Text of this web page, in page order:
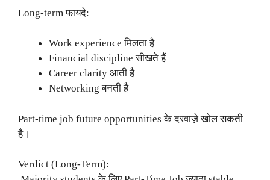
Long-term फायदे:
Work experience मिलता है
Financial discipline सीखते हैं
Career clarity आती है
Networking बनती है
Part-time job future opportunities के दरवाज़े खोल सकती
है।
Verdict (Long-Term):